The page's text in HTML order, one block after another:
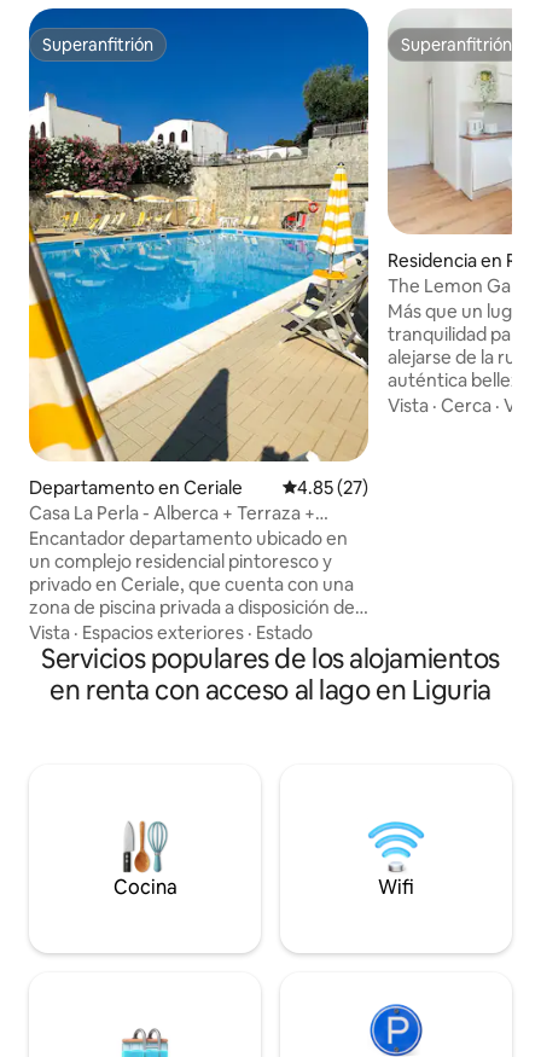
Superanfitrión
Superanfitrión
Departamento en Ceriale Calificación promedio: 4.85 de
4.85 (27)
Casa La Perla - Alberca + Terraza +
Estacionamiento
Encantador departamento ubicado en
un complejo residencial pintoresco y
privado en Ceriale, que cuenta con una
zona de piscina privada a disposición de
los huéspedes durante los meses de julio
y agosto (con posibilidad de ampliar el
periodo de apertura del 20 de junio al 6
de septiembre). - A 200 metros del
incluye un espacio de estacionamiento
privado sin costo adicional.
Vista · Espacios exteriores · Estado
Superanfitrión
Superanfitrión
Residencia en
The Lemon
Más que un lugar,
tranquilidad para
alejarse de la
auténtica belleza
Nuestra casa
relajación.
Vista ·Cerca ·
Servicios populares de los alojamientos
en renta con acceso al lago en Liguria
Cocina Wifi